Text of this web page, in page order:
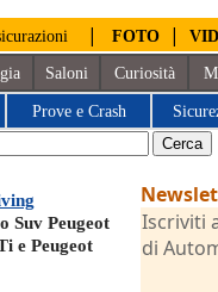
| FOTO |
Saloni Curiosità
Prove e Crash
Suv Peugeot
e Peugeot
Iscriviti
di